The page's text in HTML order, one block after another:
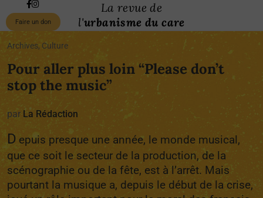
Faire un don
La revue de
l'urbanisme du care
Archives, Culture
Pour aller plus loin “Please don’t
stop the music”
par La Rédaction
D epuis presque une année, le monde musical,
que ce soit le secteur de la production, de la
scénographie ou de la fête, est à l’arrêt. Mais
pourtant la musique a, depuis le début de la crise,